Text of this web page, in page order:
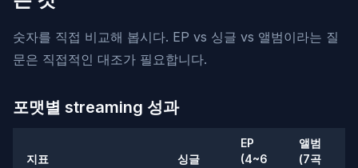
숫자를 직접 비교해 봅시다. EP vs 싱글 vs 앨범이라는 질
문은 직접적인 대조가 필요합니다.
포맷별 streaming 성과
지표 싱글
EP
(4~6
앨범
(7곡